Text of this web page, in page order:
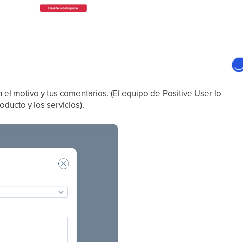
motivo y tus comentarios. (El equipo de Positive User lo
y los servicios).